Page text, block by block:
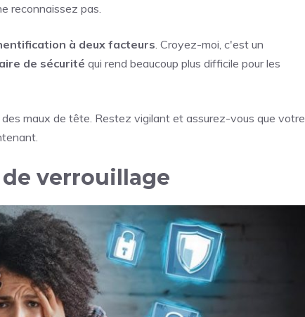
reconnaissez pas.
à deux facteurs . Croyez-moi, c'est un
de sécurité qui rend beaucoup plus difficile pour les
maux de tête. Restez vigilant et assurez-vous que votre
de verrouillage